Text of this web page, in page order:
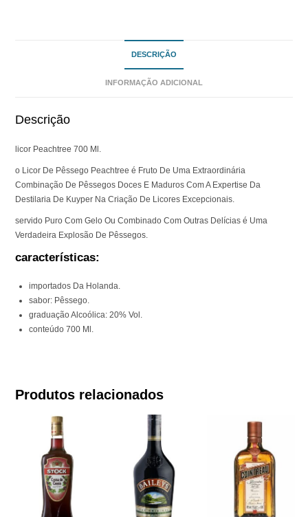
DESCRIÇÃO
INFORMAÇÃO ADICIONAL
Descrição
licor Peachtree 700 Ml.
o Licor De Pêssego Peachtree é Fruto De Uma Extraordinária
Combinação De Pêssegos Doces E Maduros Com A Expertise Da
Destilaria De Kuyper Na Criação De Licores Excepcionais.
servido Puro Com Gelo Ou Combinado Com Outras Delícias é Uma
Verdadeira Explosão De Pêssegos.
características:
importados Da Holanda.
sabor: Pêssego.
graduação Alcoólica: 20% Vol.
conteúdo 700 Ml.
Produtos relacionados